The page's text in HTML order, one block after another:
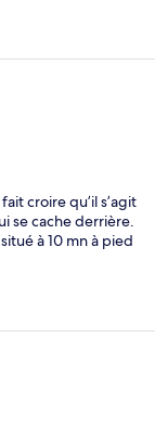
croire qu’il s’agit
se cache derrière.
à 10 mn à pied